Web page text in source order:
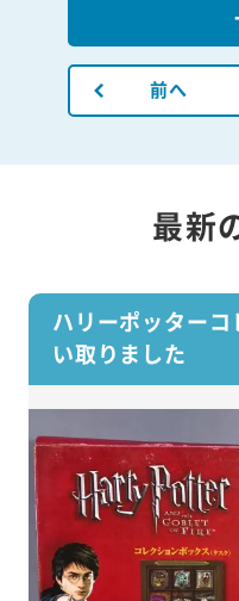
前へ
最新
ハリーポッター
い取りました